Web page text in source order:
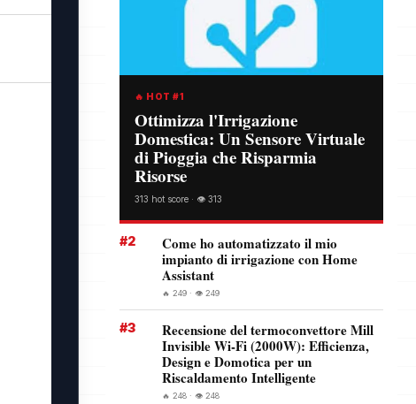
🔥 HOT #1
Ottimizza l'Irrigazione
Domestica: Un Sensore Virtuale
di Pioggia che Risparmia
Risorse
313 hot score · 👁️ 313
#2
Come ho automatizzato il mio
impianto di irrigazione con Home
Assistant
🔥 249 · 👁️ 249
#3
Recensione del termoconvettore Mill
Invisible Wi-Fi (2000W): Efficienza,
Design e Domotica per un
Riscaldamento Intelligente
🔥 248 · 👁️ 248